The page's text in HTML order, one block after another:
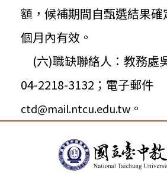
額， 候補期間自甄選結果
個月內有效。
(六)職缺聯絡人：教務處
04-2218-3132；電子郵件
ctd@mail.ntcu.edu.tw 。